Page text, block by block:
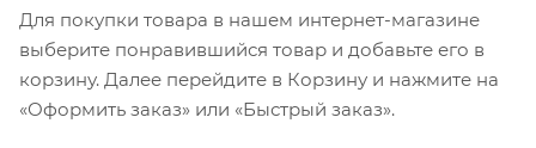
Для покупки товара в нашем интернет-магазине
выберите понравившийся товар и добавьте его в
корзину. Далее перейдите в Корзину и нажмите на
«Оформить заказ» или «Быстрый заказ».